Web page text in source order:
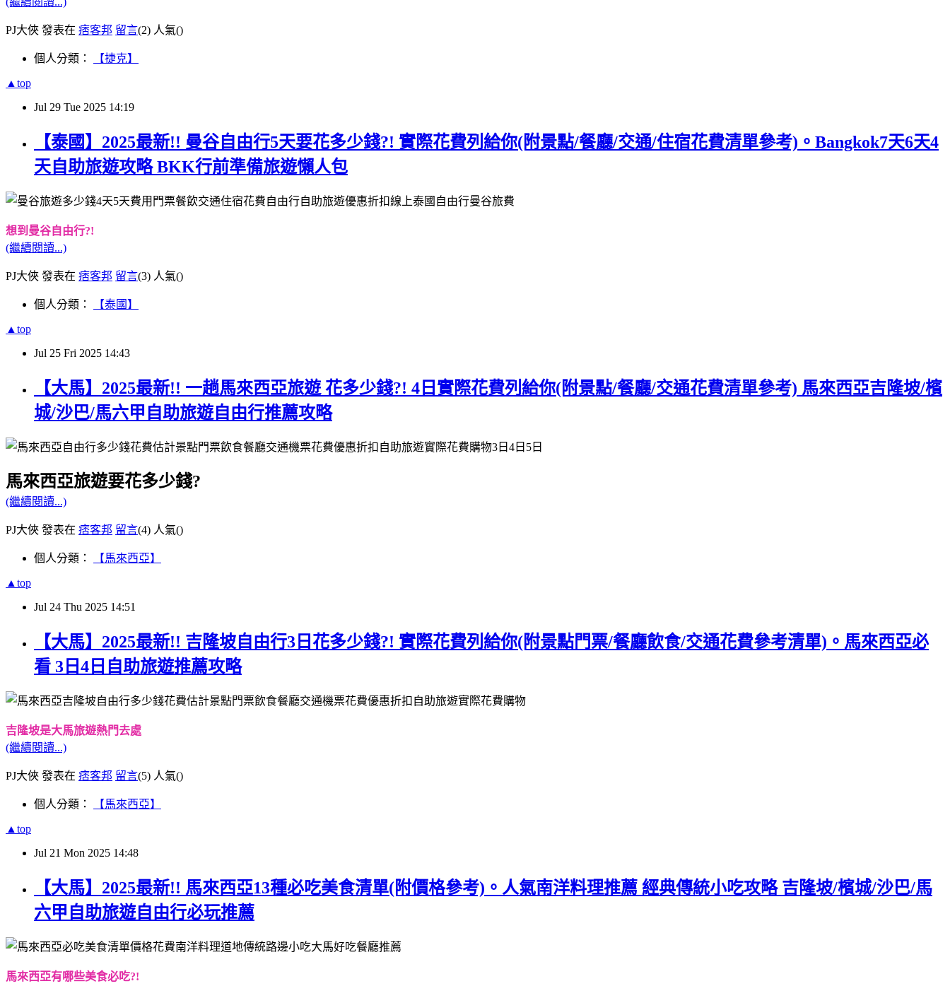
PJ大俠 發表在 痞客邦 留言(2) 人氣()
個人分類： 【捷克】
▲top
Jul 29 Tue 2025 14:19
【泰國】2025最新!! 曼谷自由行5天要花多少錢?! 實際花費列給你(附景點/餐廳/交通/住宿花費清單參考)。Bangkok7天6天4
天自助旅遊攻略 BKK行前準備旅遊懶人包
想到曼谷自由行?!
(繼續閱讀...)
PJ大俠 發表在 痞客邦 留言(3) 人氣()
個人分類： 【泰國】
▲top
Jul 25 Fri 2025 14:43
【大馬】2025最新!! 一趟馬來西亞旅遊 花多少錢?! 4日實際花費列給你(附景點/餐廳/交通花費清單參考) 馬來西亞吉隆坡/檳
城/沙巴/馬六甲自助旅遊自由行推薦攻略
馬來西亞旅遊要花多少錢?
(繼續閱讀...)
PJ大俠 發表在 痞客邦 留言(4) 人氣()
個人分類： 【馬來西亞】
▲top
Jul 24 Thu 2025 14:51
【大馬】2025最新!! 吉隆坡自由行3日花多少錢?! 實際花費列給你(附景點門票/餐廳飲食/交通花費參考清單)。馬來西亞必
看 3日4日自助旅遊推薦攻略
吉隆坡是大馬旅遊熱門去處
(繼續閱讀...)
PJ大俠 發表在 痞客邦 留言(5) 人氣()
個人分類： 【馬來西亞】
▲top
Jul 21 Mon 2025 14:48
【大馬】2025最新!! 馬來西亞13種必吃美食清單(附價格參考)。人氣南洋料理推薦 經典傳統小吃攻略 吉隆坡/檳城/沙巴/馬
六甲自助旅遊自由行必玩推薦
馬來西亞有哪些美食必吃?!